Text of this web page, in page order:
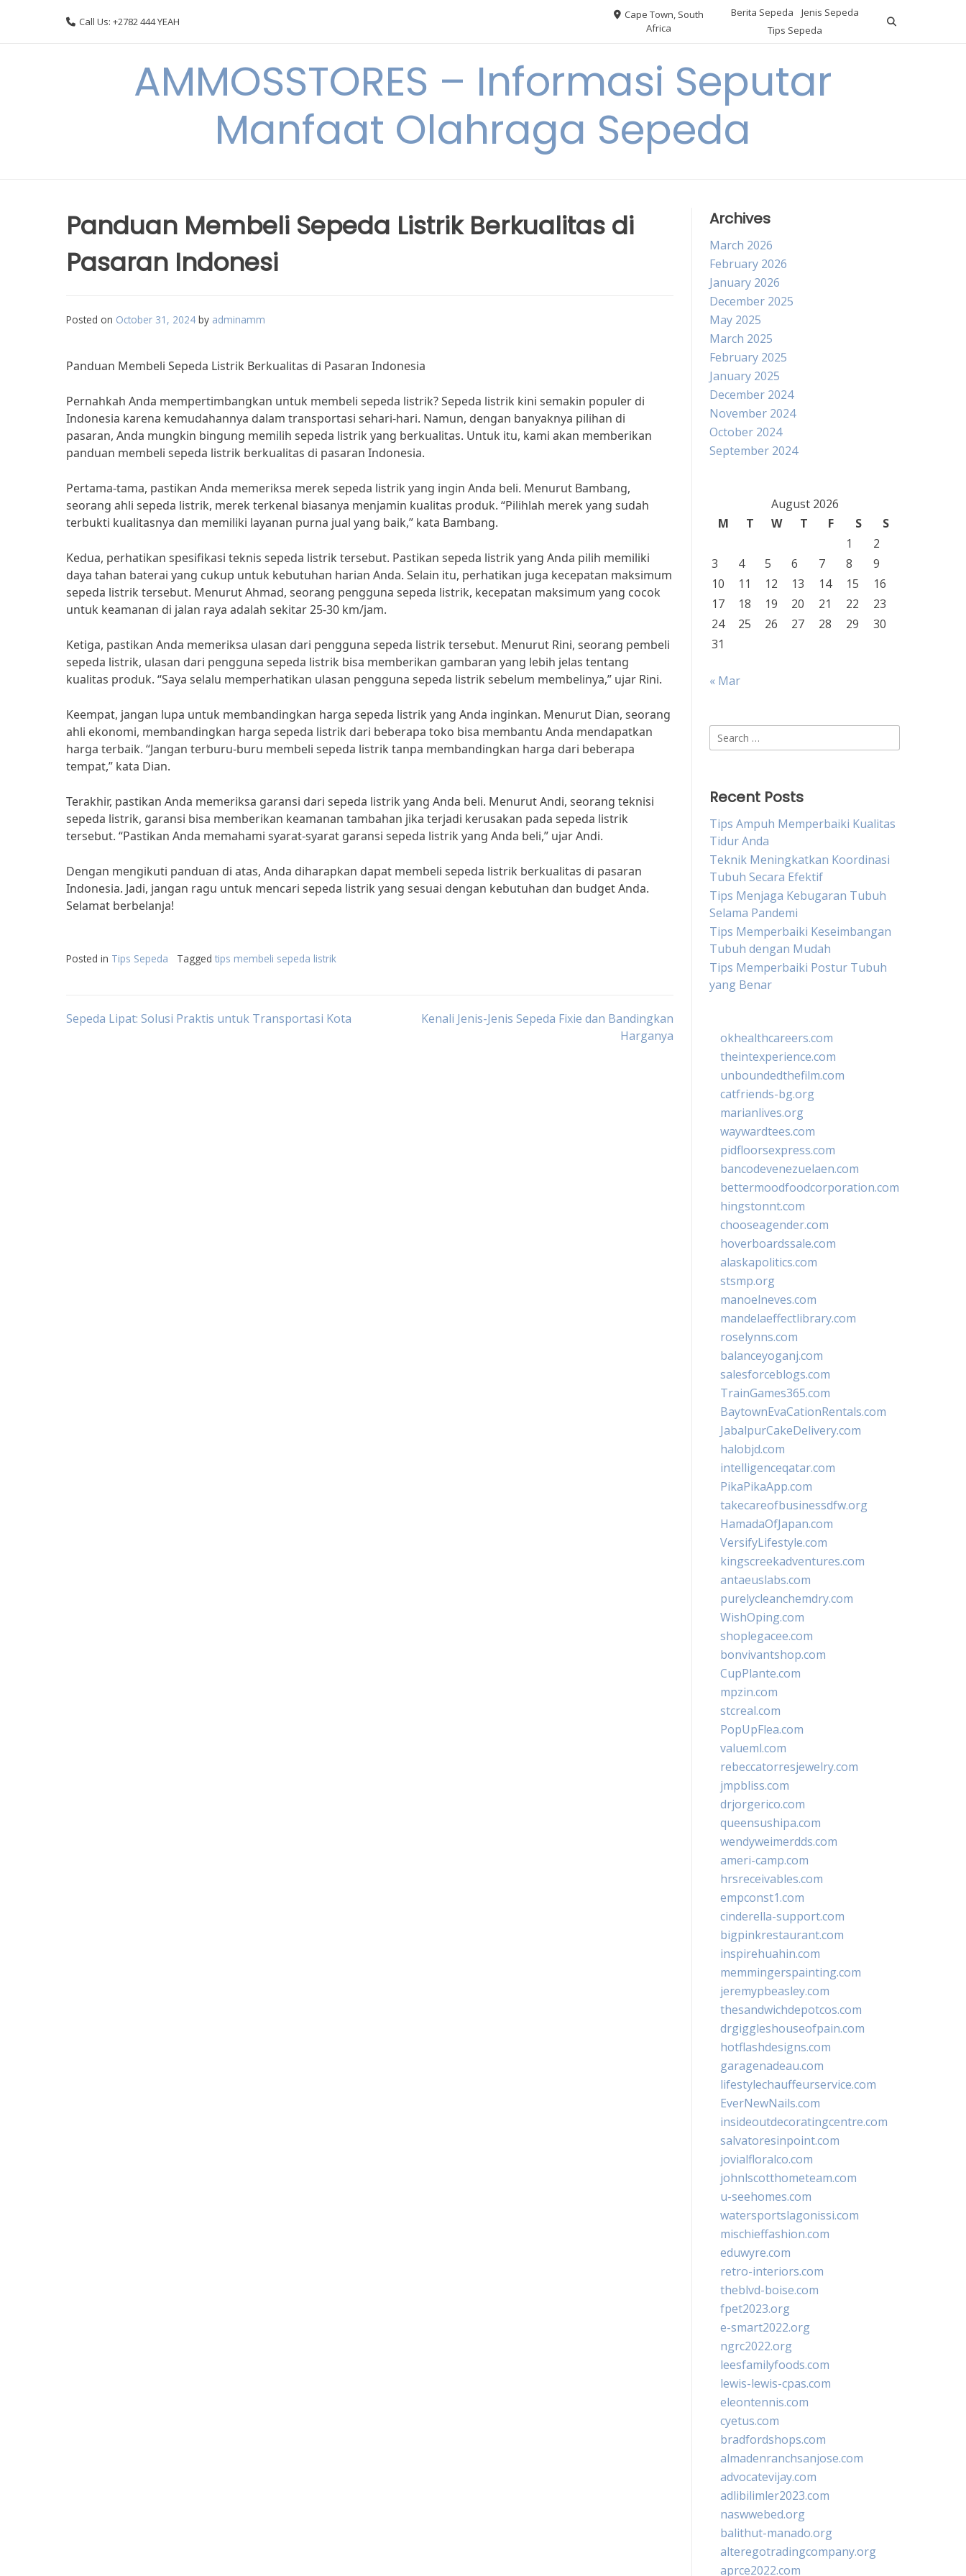
Call Us: +2782 444 YEAH
Cape Town, South
Africa
Berita Sepeda
Jenis Sepeda
Tips Sepeda
AMMOSSTORES – Informasi Seputar
Manfaat Olahraga Sepeda
Panduan Membeli Sepeda Listrik Berkualitas di
Pasaran Indonesi
Posted on October 31, 2024 by adminamm
Panduan Membeli Sepeda Listrik Berkualitas di Pasaran Indonesia
Pernahkah Anda mempertimbangkan untuk membeli sepeda listrik? Sepeda listrik kini semakin populer di
Indonesia karena kemudahannya dalam transportasi sehari-hari. Namun, dengan banyaknya pilihan di
pasaran, Anda mungkin bingung memilih sepeda listrik yang berkualitas. Untuk itu, kami akan memberikan
panduan membeli sepeda listrik berkualitas di pasaran Indonesia.
Pertama-tama, pastikan Anda memeriksa merek sepeda listrik yang ingin Anda beli. Menurut Bambang,
seorang ahli sepeda listrik, merek terkenal biasanya menjamin kualitas produk. “Pilihlah merek yang sudah
terbukti kualitasnya dan memiliki layanan purna jual yang baik,” kata Bambang.
Kedua, perhatikan spesifikasi teknis sepeda listrik tersebut. Pastikan sepeda listrik yang Anda pilih memiliki
daya tahan baterai yang cukup untuk kebutuhan harian Anda. Selain itu, perhatikan juga kecepatan maksimum
sepeda listrik tersebut. Menurut Ahmad, seorang pengguna sepeda listrik, kecepatan maksimum yang cocok
untuk keamanan di jalan raya adalah sekitar 25-30 km/jam.
Ketiga, pastikan Anda memeriksa ulasan dari pengguna sepeda listrik tersebut. Menurut Rini, seorang pembeli
sepeda listrik, ulasan dari pengguna sepeda listrik bisa memberikan gambaran yang lebih jelas tentang
kualitas produk. “Saya selalu memperhatikan ulasan pengguna sepeda listrik sebelum membelinya,” ujar Rini.
Keempat, jangan lupa untuk membandingkan harga sepeda listrik yang Anda inginkan. Menurut Dian, seorang
ahli ekonomi, membandingkan harga sepeda listrik dari beberapa toko bisa membantu Anda mendapatkan
harga terbaik. “Jangan terburu-buru membeli sepeda listrik tanpa membandingkan harga dari beberapa
tempat,” kata Dian.
Terakhir, pastikan Anda memeriksa garansi dari sepeda listrik yang Anda beli. Menurut Andi, seorang teknisi
sepeda listrik, garansi bisa memberikan keamanan tambahan jika terjadi kerusakan pada sepeda listrik
tersebut. “Pastikan Anda memahami syarat-syarat garansi sepeda listrik yang Anda beli,” ujar Andi.
Dengan mengikuti panduan di atas, Anda diharapkan dapat membeli sepeda listrik berkualitas di pasaran
Indonesia. Jadi, jangan ragu untuk mencari sepeda listrik yang sesuai dengan kebutuhan dan budget Anda.
Selamat berbelanja!
Posted in Tips Sepeda Tagged tips membeli sepeda listrik
Post
Sepeda Lipat: Solusi Praktis untuk Transportasi Kota
Kenali Jenis-Jenis Sepeda Fixie dan Bandingkan
Harganya
Archives
March 2026
February 2026
January 2026
December 2025
May 2025
March 2025
February 2025
January 2025
December 2024
November 2024
October 2024
September 2024
August 2026
M
T W T F S
S
1
2
3
4 5 6 7 8
9
10
11 12 13 14 15
16
17
18 19 20 21 22
23
24
25 26 27 28 29
30
31
« Mar
Search
for:
Recent Posts
Tips Ampuh Memperbaiki Kualitas
Tidur Anda
Teknik Meningkatkan Koordinasi
Tubuh Secara Efektif
Tips Menjaga Kebugaran Tubuh
Selama Pandemi
Tips Memperbaiki Keseimbangan
Tubuh dengan Mudah
Tips Memperbaiki Postur Tubuh
yang Benar
okhealthcareers.com
theintexperience.com
unboundedthefilm.com
catfriends-bg.org
marianlives.org
waywardtees.com
pidfloorsexpress.com
bancodevenezuelaen.com
bettermoodfoodcorporation.com
hingstonnt.com
chooseagender.com
hoverboardssale.com
alaskapolitics.com
stsmp.org
manoelneves.com
mandelaeffectlibrary.com
roselynns.com
balanceyoganj.com
salesforceblogs.com
TrainGames365.com
BaytownEvaCationRentals.com
JabalpurCakeDelivery.com
halobjd.com
intelligenceqatar.com
PikaPikaApp.com
takecareofbusinessdfw.org
HamadaOfJapan.com
VersifyLifestyle.com
kingscreekadventures.com
antaeuslabs.com
purelycleanchemdry.com
WishOping.com
shoplegacee.com
bonvivantshop.com
CupPlante.com
mpzin.com
stcreal.com
PopUpFlea.com
valueml.com
rebeccatorresjewelry.com
jmpbliss.com
drjorgerico.com
queensushipa.com
wendyweimerdds.com
ameri-camp.com
hrsreceivables.com
empconst1.com
cinderella-support.com
bigpinkrestaurant.com
inspirehuahin.com
memmingerspainting.com
jeremypbeasley.com
thesandwichdepotcos.com
drgiggleshouseofpain.com
hotflashdesigns.com
garagenadeau.com
lifestylechauffeurservice.com
EverNewNails.com
insideoutdecoratingcentre.com
salvatoresinpoint.com
jovialfloralco.com
johnlscotthometeam.com
u-seehomes.com
watersportslagonissi.com
mischieffashion.com
eduwyre.com
retro-interiors.com
theblvd-boise.com
fpet2023.org
e-smart2022.org
ngrc2022.org
leesfamilyfoods.com
lewis-lewis-cpas.com
eleontennis.com
cyetus.com
bradfordshops.com
almadenranchsanjose.com
advocatevijay.com
adlibilimler2023.com
naswwebed.org
balithut-manado.org
alteregotradingcompany.org
aprce2022.com